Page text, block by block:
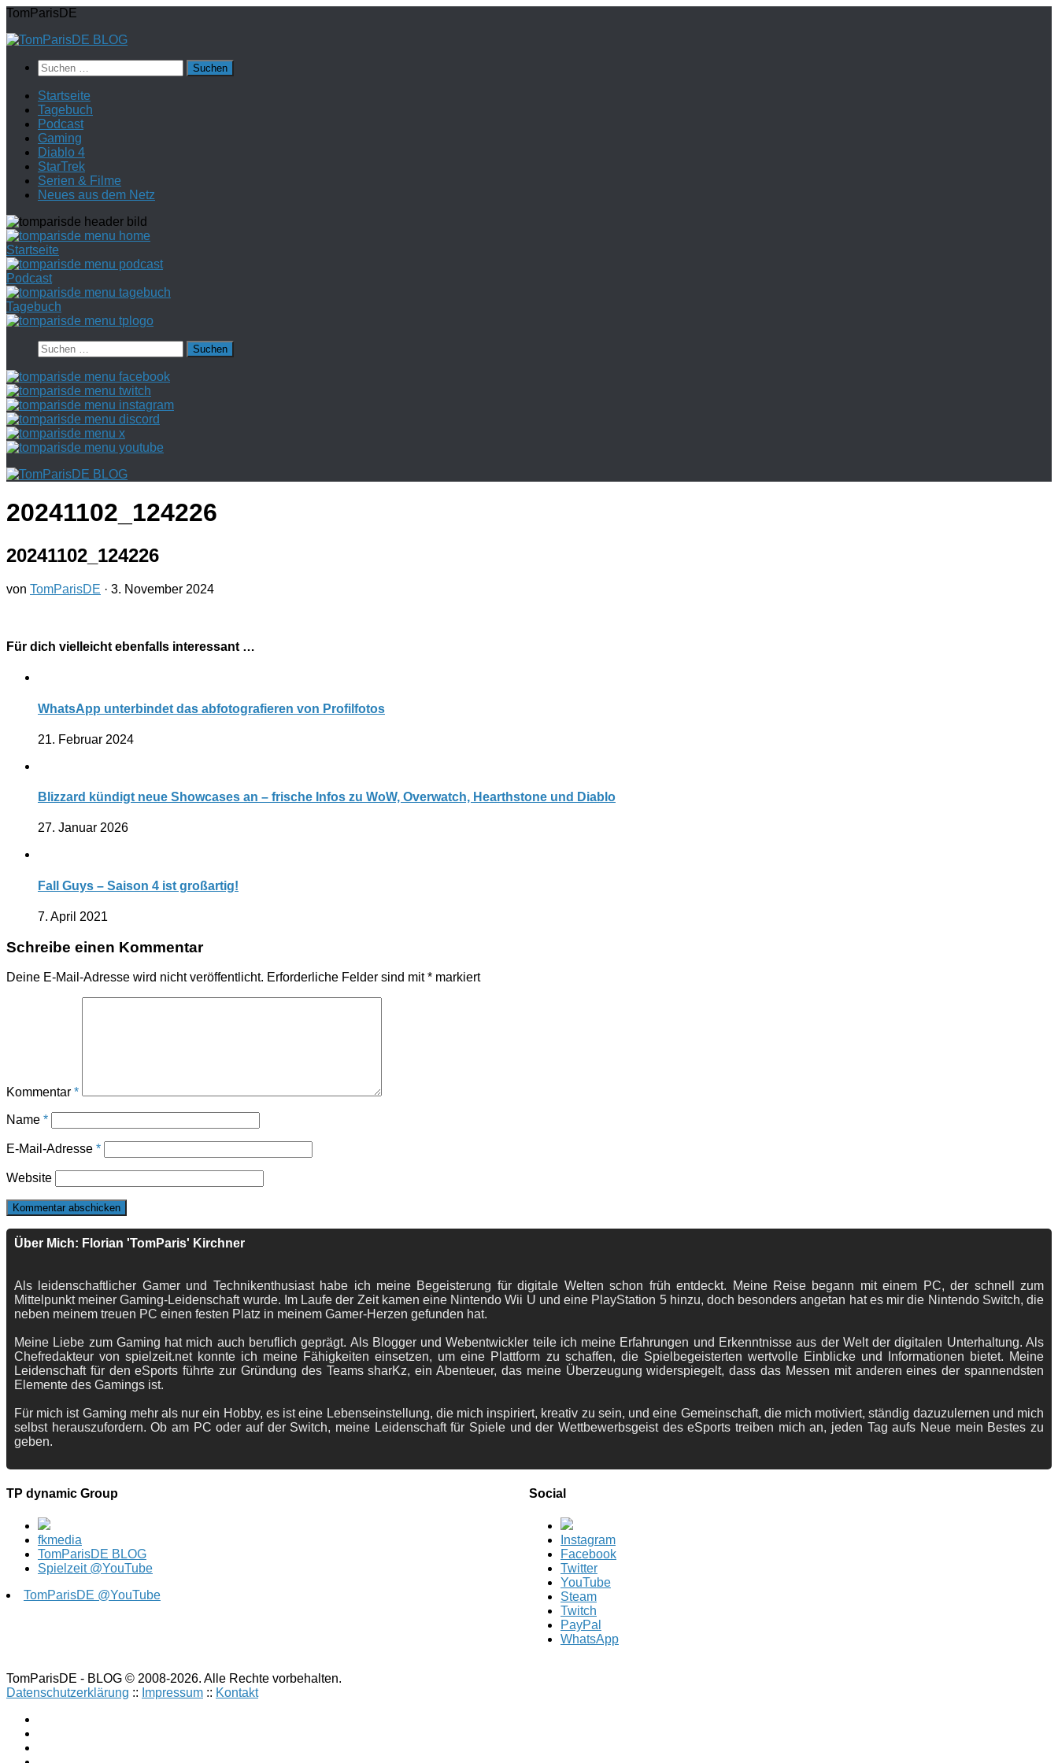
Zum
springen
TomParisDE
Suchen
nach:
Startseite
Tagebuch
Podcast
Gaming
Diablo 4
StarTrek
Serien & Filme
Neues aus dem Netz
Startseite
Podcast
Tagebuch
Suchen
nach:
20241102_124226
20241102_124226
von TomParisDE · 3. November 2024
Für dich vielleicht ebenfalls interessant …
WhatsApp unterbindet das abfotografieren von Profilfotos
21. Februar 2024
Blizzard kündigt neue Showcases an – frische Infos zu WoW, Overwatch, Hearthstone und Diablo
27. Januar 2026
Fall Guys – Saison 4 ist großartig!
7. April 2021
Schreibe einen Kommentar
Deine E-Mail-Adresse wird nicht veröffentlicht. Erforderliche Felder sind mit* markiert
Kommentar *
Name *
E-Mail-Adresse *
Website
Über Mich: Florian 'TomParis' Kirchner
Als leidenschaftlicher Gamer und Technikenthusiast habe ich meine Begeisterung für digitale Welten schon früh entdeckt. Meine Reise begann mit einem PC, der schnell zum
Mittelpunkt meiner Gaming-Leidenschaft wurde. Im Laufe der Zeit kamen eine Nintendo Wii U und eine PlayStation 5 hinzu, doch besonders angetan hat es mir die Nintendo Switch, die
neben meinem treuen PC einen festen Platz in meinem Gamer-Herzen gefunden hat.
Meine Liebe zum Gaming hat mich auch beruflich geprägt. Als Blogger und Webentwickler teile ich meine Erfahrungen und Erkenntnisse aus der Welt der digitalen Unterhaltung. Als
Chefredakteur von spielzeit.net konnte ich meine Fähigkeiten einsetzen, um eine Plattform zu schaffen, die Spielbegeisterten wertvolle Einblicke und Informationen bietet. Meine
Leidenschaft für den eSports führte zur Gründung des Teams sharKz, ein Abenteuer, das meine Überzeugung widerspiegelt, dass das Messen mit anderen eines der spannendsten
Elemente des Gamings ist.
Für mich ist Gaming mehr als nur ein Hobby, es ist eine Lebenseinstellung, die mich inspiriert, kreativ zu sein, und eine Gemeinschaft, die mich motiviert, ständig dazuzulernen und mich
selbst herauszufordern. Ob am PC oder auf der Switch, meine Leidenschaft für Spiele und der Wettbewerbsgeist des eSports treiben mich an, jeden Tag aufs Neue mein Bestes zu
geben.
TP dynamic Group
fkmedia
TomParisDE BLOG
Spielzeit @YouTube
TomParisDE @YouTube
Social
Instagram
Facebook
Twitter
YouTube
Steam
Twitch
PayPal
WhatsApp
TomParisDE - BLOG © 2008-2026. Alle Rechte vorbehalten.
Datenschutzerklärung :: Impressum :: Kontakt